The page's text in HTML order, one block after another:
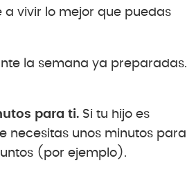
vivir lo mejor que puedas
la semana ya preparadas.
para ti. Si tu hijo es
necesitas unos minutos para
(por ejemplo).